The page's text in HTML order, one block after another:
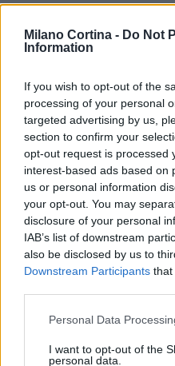
Milano Cortina - Do Not
Information
If you wish to opt-out of the
processing of your personal
targeted advertising by us,
section to confirm your
opt-out request is processed
interest-based ads based on
us or personal information
your opt-out. You may
disclosure of your personal
IAB’s list of downstream
also be disclosed by us to
Downstream Participants that
Please note that this
not limited to your visit or
Personal Data
I want to opt-out of the
personal data.
AUTORE